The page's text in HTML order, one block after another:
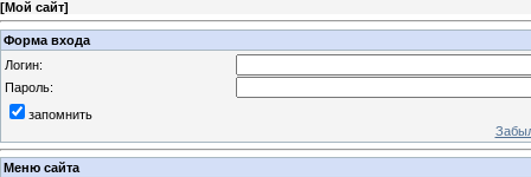
[Мой сайт]
Форма входа
Логин:
Пароль:
запомнить
Меню сайта